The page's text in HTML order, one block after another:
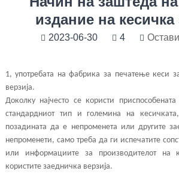
издание на
2023-06-30 4
1, употребата на фабрика за печатење кеси
верзија.
Доколку најчесто се користи
стандардниот тип и големина на
позадината да е непроменета или другите
непроменети, само треба да ги испечатите
или информациите за производителот на
користите заедничка верзија.